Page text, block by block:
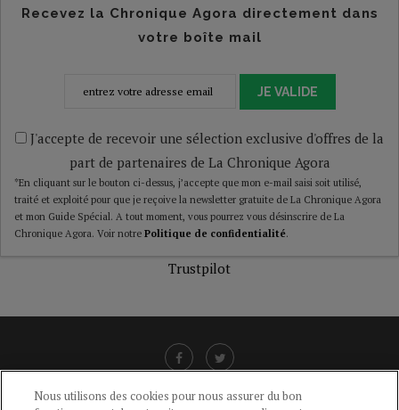
Recevez la Chronique Agora directement dans
votre boîte mail
JE VALIDE
J'accepte de recevoir une sélection exclusive d'offres de la
part de partenaires de La Chronique Agora
*En cliquant sur le bouton ci-dessus, j’accepte que mon e-mail saisi soit utilisé,
traité et exploité pour que je reçoive la newsletter gratuite de La Chronique Agora
et mon Guide Spécial. A tout moment, vous pourrez vous désinscrire de La
Chronique Agora. Voir notre Politique de confidentialité.
Trustpilot
Nous utilisons des cookies pour nous assurer du bon